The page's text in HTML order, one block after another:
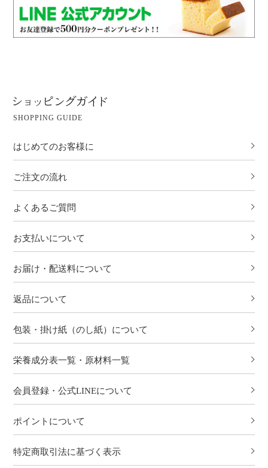
SHOPPING GUIDE
はじめてのお客様に
ご注文の流れ
よくあるご質問
お支払いについて
お届け・配送料について
返品について
包装・掛け紙（のし紙）について
栄養成分表一覧・原材料一覧
会員登録・公式LINEについて
ポイントについて
特定商取引法に基づく表示